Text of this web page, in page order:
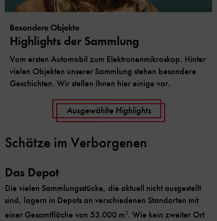
Besondere Objekte
Highlights der Sammlung
Vom ersten Automobil zum Elektronenmikroskop. Hinter
vielen Objekten unserer Sammlung stehen besondere
Geschichten. Wir stellen Ihnen hier einige vor.
Ausgewählte Highlights
Schätze im Verborgenen
Das Depot
Die vielen Sammlungsstücke, die aktuell nicht ausgestellt
sind, lagern in Depots an verschiedenen Standorten mit
einer Gesamtfläche von 53.000 m2. Wie kein zweiter Ort